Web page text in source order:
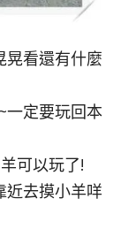
晃看還有什麼
一定要玩回本
可以玩了!
近去摸小羊咩